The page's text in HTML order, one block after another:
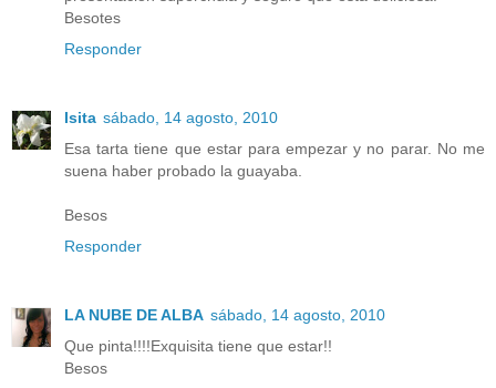
Besotes
Responder
Isita sábado, 14 agosto, 2010
Esa tarta tiene que estar para empezar y no parar. No me
suena haber probado la guayaba.
Besos
Responder
LA NUBE DE ALBA sábado, 14 agosto, 2010
Que pinta!!!!Exquisita tiene que estar!!
Besos